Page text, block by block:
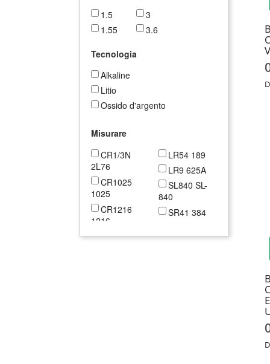
1.5
1.55
3
3.6
Tecnologia
Alkaline
Litio
Ossido d'argento
Misurare
CR1/3N
2L76
CR1025
1025
CR1216
1216
CR1220
LR54 189
LR9 625A
SL840 SL-
840
SR41 384